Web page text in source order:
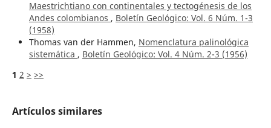
Maestrichtiano con continentales y tectogénesis de los
Andes colombianos , Boletín Geológico: Vol. 6 Núm. 1-3
(1958)
Thomas van der Hammen, Nomenclatura palinológica
sistemática , Boletín Geológico: Vol. 4 Núm. 2-3 (1956)
1 2 > >>
Artículos similares